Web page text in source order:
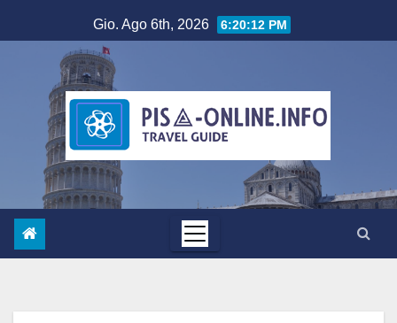
al
contenuto
Gio. Ago 6th, 2026 6:20:13 PM